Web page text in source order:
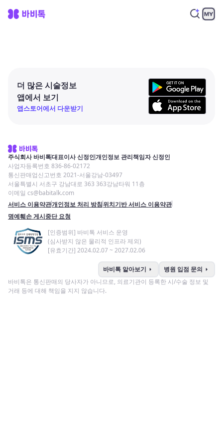
더 많은 시술정보
앱에서 보기
앱스토어에서 다운받기
주식회사 바비톡대표이사 신정인개인정보 관리책임자 신정인
사업자등록번호 836-86-02172
통신판매업신고번호 2021-서울강남-03497
서울특별시 서초구 강남대로 363 363강남타워 11층
이메일 cs@babitalk.com
서비스 이용약관개인정보 처리 방침위치기반 서비스 이용약관
명예훼손 게시중단 요청
[인증범위] 바비톡 서비스 운영
(심사받지 않은 물리적 인프라 제외)
[유효기간] 2024.02.07 ~ 2027.02.06
바비톡 알아보기 arrow_right 병원 입점 문의 arrow_right
바비톡은 통신판매의 당사자가 아니므로, 의료기관이 등록한 시/수술 정보 및
거래 등에 대해 책임을 지지 않습니다.